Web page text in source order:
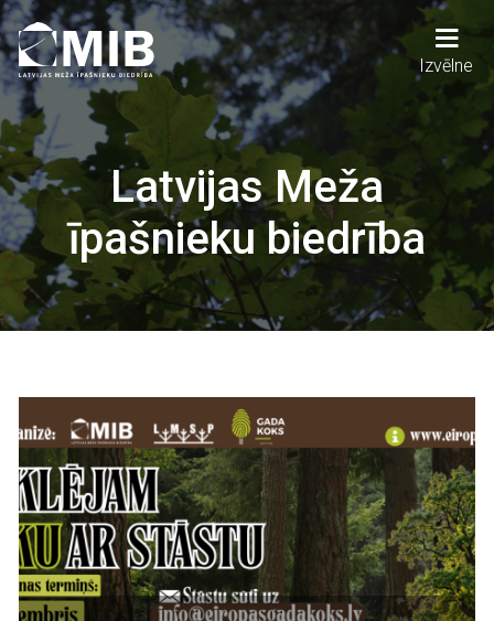
Pārlekt
uz
galveno
saturu
Main
navigation
Izvēlne
Latvijas Meža
īpašnieku biedrība